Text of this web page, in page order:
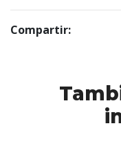
Compartir: